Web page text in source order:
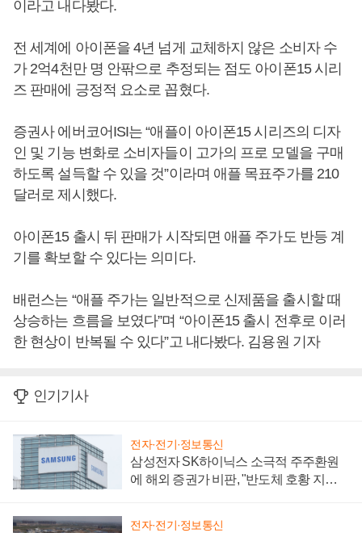
이라고 내다봤다.
전 세계에 아이폰을 4년 넘게 교체하지 않은 소비자 수
가 2억4천만 명 안팎으로 추정되는 점도 아이폰15 시리
즈 판매에 긍정적 요소로 꼽혔다.
증권사 에버코어ISI는 “애플이 아이폰15 시리즈의 디자
인 및 기능 변화로 소비자들이 고가의 프로 모델을 구매
하도록 설득할 수 있을 것”이라며 애플 목표주가를 210
달러로 제시했다.
아이폰15 출시 뒤 판매가 시작되면 애플 주가도 반등 계
기를 확보할 수 있다는 의미다.
배런스는 “애플 주가는 일반적으로 신제품을 출시할 때
상승하는 흐름을 보였다”며 “아이폰15 출시 전후로 이러
한 현상이 반복될 수 있다”고 내다봤다. 김용원 기자
인기기사
전자·전기·정보통신
삼성전자 SK하이닉스 소극적 주주환원
에 해외 증권가 비판, "반도체 호황 지속
전자·전기·정보통신